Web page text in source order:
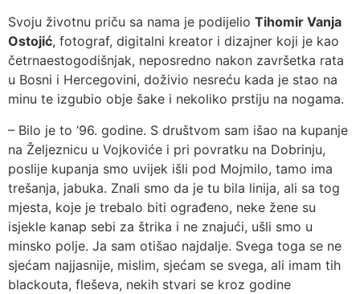
Svoju životnu priču sa nama je podijelio Tihomir Vanja
Ostojić, fotograf, digitalni kreator i dizajner koji je kao
četrnaestogodišnjak, neposredno nakon završetka rata
u Bosni i Hercegovini, doživio nesreću kada je stao na
minu te izgubio obje šake i nekoliko prstiju na nogama.
– Bilo je to ’96. godine. S društvom sam išao na kupanje
na Željeznicu u Vojkoviće i pri povratku na Dobrinju,
poslije kupanja smo uvijek išli pod Mojmilo, tamo ima
trešanja, jabuka. Znali smo da je tu bila linija, ali sa tog
mjesta, koje je trebalo biti ograđeno, neke žene su
isjekle kanap sebi za štrika i ne znajući, ušli smo u
minsko polje. Ja sam otišao najdalje. Svega toga se ne
sjećam najjasnije, mislim, sjećam se svega, ali imam tih
blackouta, fleševa, nekih stvari se kroz godine